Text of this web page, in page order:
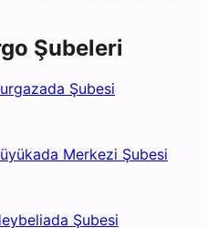
Şubeleri
Şubesi
Merkezi Şubesi
Şubesi